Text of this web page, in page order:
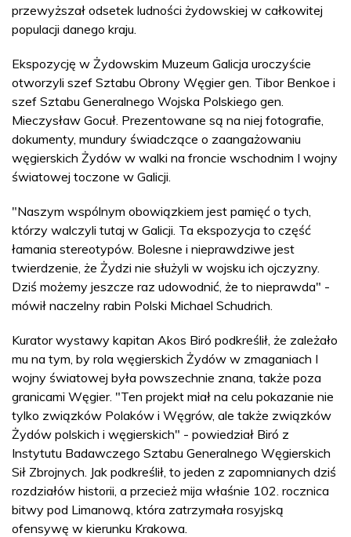
przewyższał odsetek ludności żydowskiej w całkowitej
populacji danego kraju.
Ekspozycję w Żydowskim Muzeum Galicja uroczyście
otworzyli szef Sztabu Obrony Węgier gen. Tibor Benkoe i
szef Sztabu Generalnego Wojska Polskiego gen.
Mieczysław Gocuł. Prezentowane są na niej fotografie,
dokumenty, mundury świadczące o zaangażowaniu
węgierskich Żydów w walki na froncie wschodnim I wojny
światowej toczone w Galicji.
"Naszym wspólnym obowiązkiem jest pamięć o tych,
którzy walczyli tutaj w Galicji. Ta ekspozycja to część
łamania stereotypów. Bolesne i nieprawdziwe jest
twierdzenie, że Żydzi nie służyli w wojsku ich ojczyzny.
Dziś możemy jeszcze raz udowodnić, że to nieprawda" -
mówił naczelny rabin Polski Michael Schudrich.
Kurator wystawy kapitan Akos Biró podkreślił, że zależało
mu na tym, by rola węgierskich Żydów w zmaganiach I
wojny światowej była powszechnie znana, także poza
granicami Węgier. "Ten projekt miał na celu pokazanie nie
tylko związków Polaków i Węgrów, ale także związków
Żydów polskich i węgierskich" - powiedział Biró z
Instytutu Badawczego Sztabu Generalnego Węgierskich
Sił Zbrojnych. Jak podkreślił, to jeden z zapomnianych dziś
rozdziałów historii, a przecież mija właśnie 102. rocznica
bitwy pod Limanową, która zatrzymała rosyjską
ofensywę w kierunku Krakowa.